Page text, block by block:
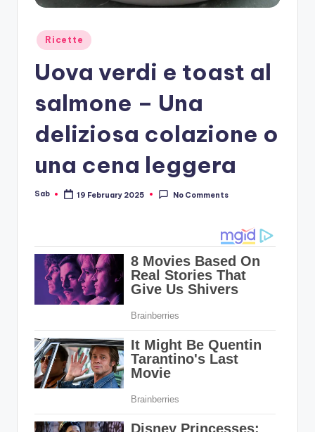
Posted
in
Ricette
Uova verdi e toast al
salmone – Una
deliziosa colazione o
una cena leggera
Posted
Sab 19 February 2025 No Comments